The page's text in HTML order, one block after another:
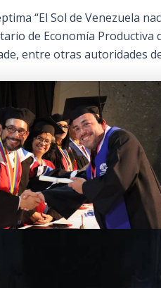
“El Sol de Venezuela
de Economía
entre otras autoridades